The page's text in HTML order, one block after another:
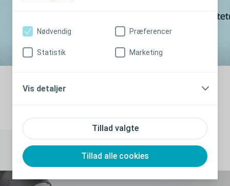
Tillad valgte
Tillad alle cookies
Nødvendig Præferencer
Statistik Marketing
Vis detaljer